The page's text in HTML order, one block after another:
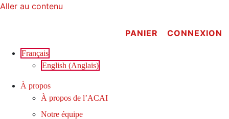
Aller au contenu
PANIER CONNEXION
Français
English (Anglais)
À propos
À propos de l’ACAI
Notre équipe